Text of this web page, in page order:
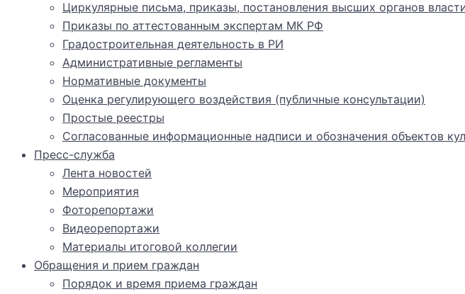
Циркулярные письма, приказы, постановления высших органов
Приказы по аттестованным экспертам МК РФ
Градостроительная деятельность в РИ
Административные регламенты
Нормативные документы
Оценка регулирующего воздействия (публичные консультации)
Простые реестры
Согласованные информационные надписи и обозначения объектов
Пресс-служба
Лента новостей
Мероприятия
Фоторепортажи
Видеорепортажи
Материалы итоговой коллегии
Обращения и прием граждан
Порядок и время приема граждан